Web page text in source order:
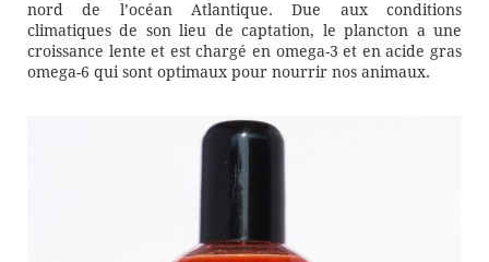
nord de l’océan Atlantique. Due aux conditions
climatiques de son lieu de captation, le plancton a une
croissance lente et est chargé en omega-3 et en acide gras
omega-6 qui sont optimaux pour nourrir nos animaux.